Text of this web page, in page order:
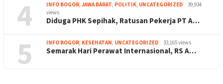
4 INFO BOGOR, JAWA BARAT, POLITIK, UNCATEGORIZED
39,934
views
Diduga PHK Sepihak, Ratusan Pekerja PT A…
5 INFO BOGOR, KESEHATAN, UNCATEGORIZED 33,165 views
Semarak Hari Perawat Internasional, RS A…